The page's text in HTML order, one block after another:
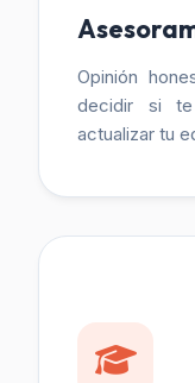
Opinión
decidir si
actualizar tu